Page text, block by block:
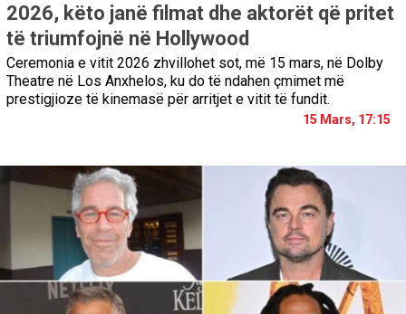
2026, këto janë filmat dhe aktorët që pritet
të triumfojnë në Hollywood
Ceremonia e vitit 2026 zhvillohet sot, më 15 mars, në Dolby
Theatre në Los Anxhelos, ku do të ndahen çmimet më
prestigjioze të kinemasë për arritjet e vitit të fundit.
15 Mars, 17:15